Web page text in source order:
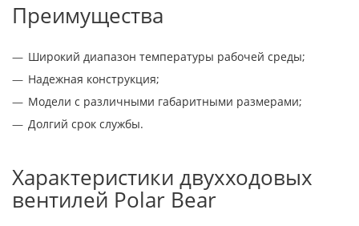
Преимущества
Широкий диапазон температуры рабочей среды;
Надежная конструкция;
Модели с различными габаритными размерами;
Долгий срок службы.
Характеристики двухходовых
вентилей Polar Bear